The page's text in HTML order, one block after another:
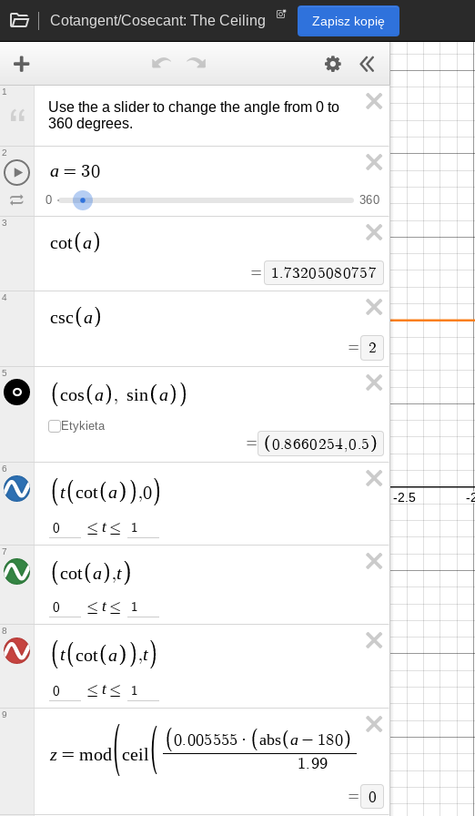
Cotangent/Cosecant: The Ceiling Zapisz kopię
Use the a slider to change the angle from 0 to
360 degrees.
1
a = 30
0 360
2
cot a
= 1.73205080757
3
csc a
= 2
4
cos a , sin a
Etykieta
= 0 .8660254 0 5
5
t cot a ,0
0 ≤ t ≤ 1
6
cot a ,t
0 ≤ t ≤ 1
7
t cot a ,t
0 ≤ t ≤ 1
8
z = mod ceil
0.005555 · abs a − 180 − 180
1.99
= 0
9